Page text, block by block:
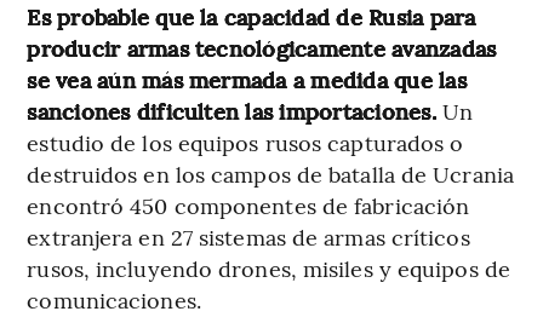
Es probable que la capacidad de Rusia para
producir armas tecnológicamente avanzadas
se vea aún más mermada a medida que las
sanciones dificulten las importaciones.Un
estudio de los equipos rusos capturados o
destruidos en los campos de batalla de Ucrania
encontró 450 componentes de fabricación
extranjera en 27 sistemas de armas críticos
rusos, incluyendo drones, misiles y equipos de
comunicaciones.